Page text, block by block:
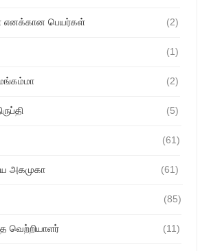
எனக்கான பெயர்கள் (2)
(1)
மங்கம்மா (2)
(5)
(61)
அகமுகா (61)
(85)
வெற்றியாளர் (11)